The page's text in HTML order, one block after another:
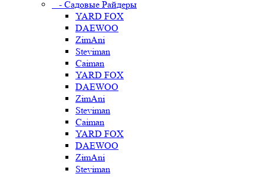
- Садовые Райдеры
YARD FOX
DAEWOO
ZimAni
Steviman
Caiman
YARD FOX
DAEWOO
ZimAni
Steviman
Caiman
YARD FOX
DAEWOO
ZimAni
Steviman